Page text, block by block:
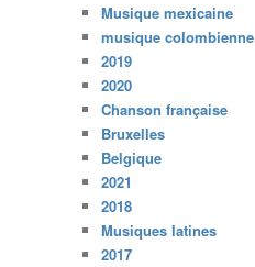
Musique mexicaine
musique colombienne
2019
2020
Chanson française
Bruxelles
Belgique
2021
2018
Musiques latines
2017